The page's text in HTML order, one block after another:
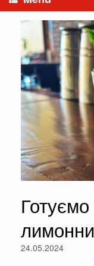
24.05.2024